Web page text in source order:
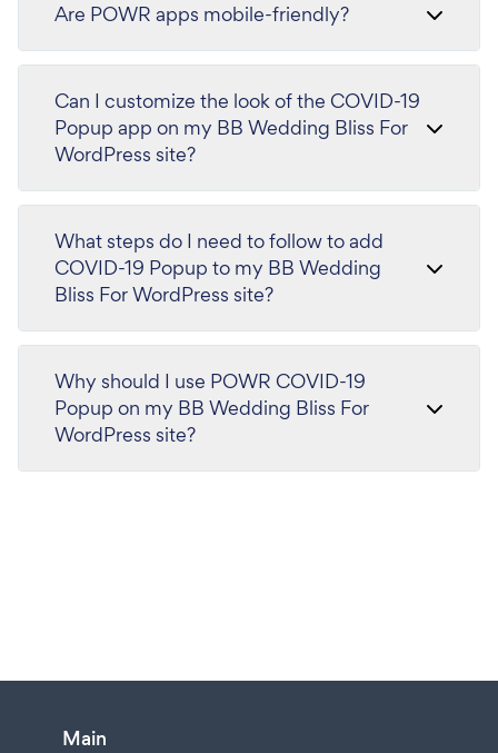
Are POWR apps mobile-friendly?
Can I customize the look of the COVID-19
Popup app on my BB Wedding Bliss For
WordPress site?
What steps do I need to follow to add
COVID-19 Popup to my BB Wedding
Bliss For WordPress site?
Why should I use POWR COVID-19
Popup on my BB Wedding Bliss For
WordPress site?
Main